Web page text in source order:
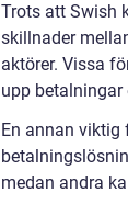
Trots att Swish
skillnader
aktörer. Vissa
upp
En annan
medan andra